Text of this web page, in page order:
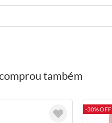
também
-30% OFF